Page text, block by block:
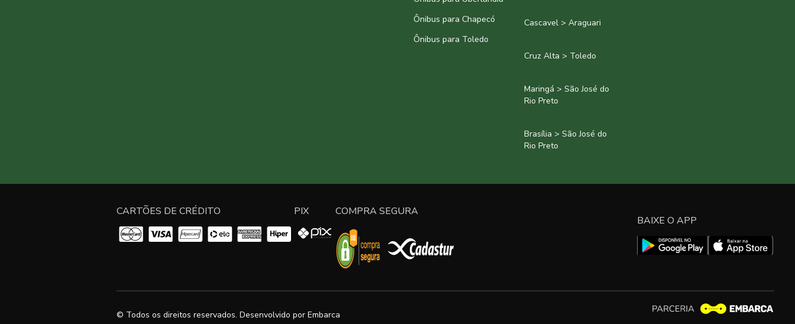
Ônibus para Chapecó
Ônibus para Toledo
Cascavel > Araguari
Cruz Alta > Toledo
Maringá > São José do
Rio Preto
Brasília > São José do
Rio Preto
CARTÕES DE CRÉDITO PIX COMPRA SEGURA
BAIXE O APP
© Todos os direitos reservados. Desenvolvido por Embarca